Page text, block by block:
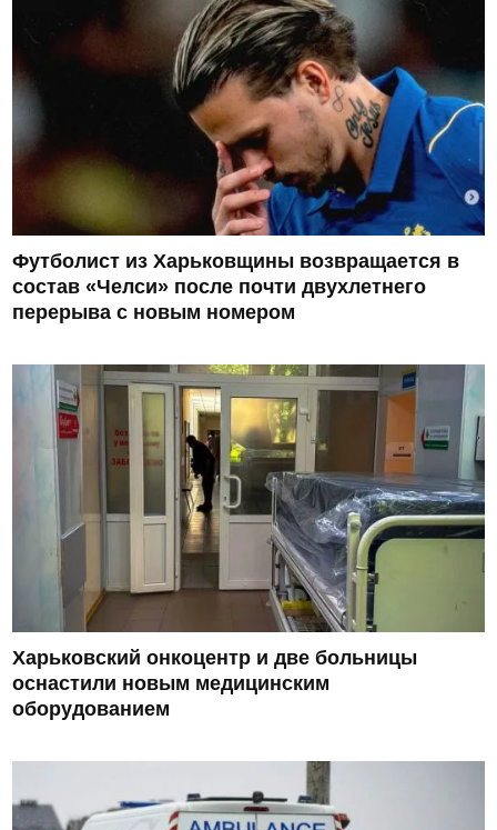
Футболист из Харьковщины возвращается в
состав «Челси» после почти двухлетнего
перерыва с новым номером
Харьковский онкоцентр и две больницы
оснастили новым медицинским
оборудованием